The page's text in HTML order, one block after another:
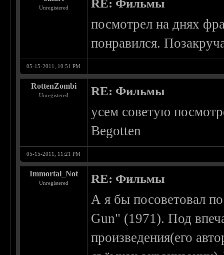
Unregistered RE: Фильмы
посмотрел на днях
понравился.
05-15-2011, 10:51 PM
RottenZombi
Unregistered RE: Фильмы
усем советую
Begotten
05-15-2011, 11:21 PM
Immortal_Not
Unregistered RE: Фильмы
А я бы посоветовал
Gun" (1971). Под
произведения(его